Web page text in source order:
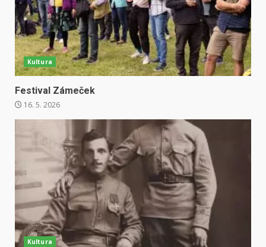
Kultura
Festival Zámeček
16. 5. 2026
Kultura